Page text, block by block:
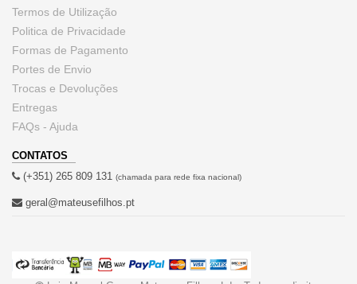
Termos de Utilização
Politica de Privacidade
Formas de Pagamento
Portes de Envio
Trocas e Devoluções
Entregas
FAQs - Ajuda
CONTATOS
(+351) 265 809 131
(chamada para rede fixa nacional)
geral@mateusefilhos.pt